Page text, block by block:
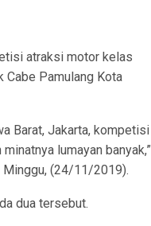
atraksi motor kelas
Cabe Pamulang Kota
Barat, Jakarta, kompetisi
lumayan banyak,”
Minggu, (24/11/2019).
dua tersebut.